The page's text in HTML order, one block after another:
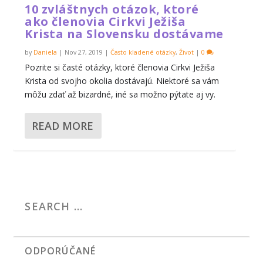
10 zvláštnych otázok, ktoré
ako členovia Cirkvi Ježiša
Krista na Slovensku dostávame
by Daniela | Nov 27, 2019 |Často kladené otázky,Život |0
Pozrite si časté otázky, ktoré členovia Cirkvi Ježiša
Krista od svojho okolia dostávajú. Niektoré sa vám
môžu zdať až bizardné, iné sa možno pýtate aj vy.
READ MORE
ODPORÚČANÉ